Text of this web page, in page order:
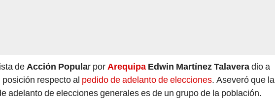
deAcción Popular porArequipa Edwin Martínez Talaveradio a
respecto al pedido de adelanto de elecciones. Aseveró que la
adelanto de elecciones generales es de un grupo de la población.